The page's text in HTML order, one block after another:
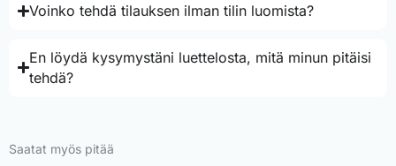
Voinko tehdä tilauksen ilman tilin luomista?
En löydä kysymystäni luettelosta, mitä minun pitäisi
tehdä?
Saatat myös pitää